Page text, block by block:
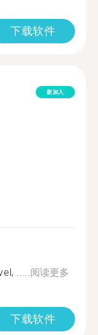
下载软件
新加入
..... 阅读更多
下载软件